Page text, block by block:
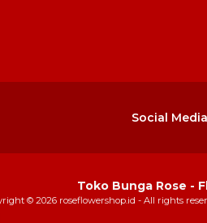
Social
Toko Bunga Rose -
© 2026 roseflowershop.id - All rights